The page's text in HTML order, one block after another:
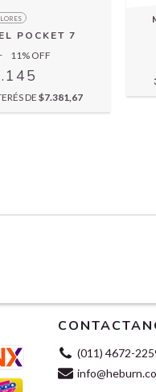
POCKET 7
11% OFF
DE $7.381,67
(011) 4672-